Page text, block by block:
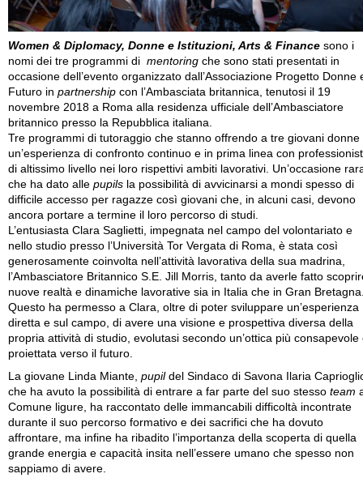
Women & Diplomacy, Donne e Istituzioni, Arts & Finance sono i
nomi dei tre programmi di mentoring che sono stati presentati in
occasione dell’evento organizzato dall’Associazione Progetto Donne
Futuro in partnership con l’Ambasciata britannica, tenutosi il 19
novembre 2018 a Roma alla residenza ufficiale dell’Ambasciatore
britannico presso la Repubblica italiana.
Tre programmi di tutoraggio che stanno offrendo a tre giovani donne
un’esperienza di confronto continuo e in prima linea con
di altissimo livello nei loro rispettivi ambiti lavorativi. Un’occasione
che ha dato alle pupils la possibilità di avvicinarsi a mondi spesso di
difficile accesso per ragazze così giovani che, in alcuni casi, devono
ancora portare a termine il loro percorso di studi.
L’entusiasta Clara Saglietti, impegnata nel campo del volontariato e
nello studio presso l’Università Tor Vergata di Roma, è stata così
generosamente coinvolta nell’attività lavorativa della sua madrina,
l’Ambasciatore Britannico S.E. Jill Morris, tanto da averle fatto
nuove realtà e dinamiche lavorative sia in Italia che in Gran
Questo ha permesso a Clara, oltre di poter sviluppare un’esperienza
diretta e sul campo, di avere una visione e prospettiva diversa della
propria attività di studio, evolutasi secondo un’ottica più consapevole
proiettata verso il futuro.
La giovane Linda Miante, pupildel Sindaco di Savona Ilaria
che ha avuto la possibilità di entrare a far parte del suo stesso team
Comune ligure, ha raccontato delle immancabili difficoltà incontrate
durante il suo percorso formativo e dei sacrifici che ha dovuto
affrontare, ma infine ha ribadito l’importanza della scoperta di quella
grande energia e capacità insita nell’essere umano che spesso non
sappiamo di avere.